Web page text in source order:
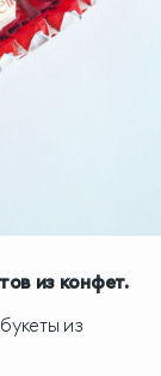
из конфет.
из